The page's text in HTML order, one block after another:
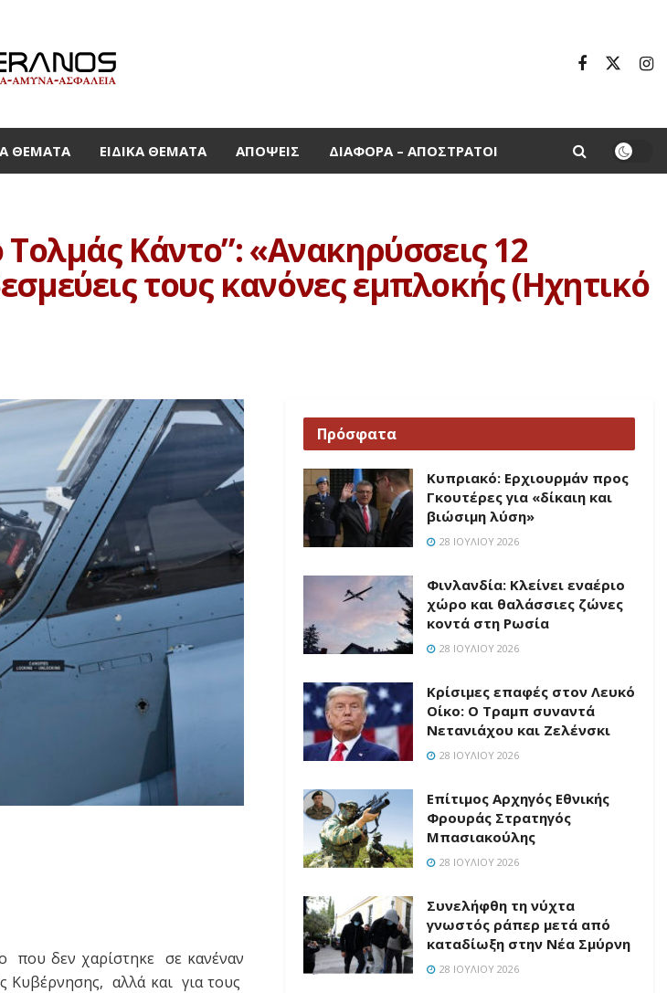
ΘΈΜΑΤΑ ΕΙΔΙΚΆ ΘΈΜΑΤΑ ΑΠΌΨΕΙΣ ΔΙΆΦΟΡΑ – ΑΠΌΣΤΡΑΤΟΙ
Kάντο”: «Ανακηρύσσεις 12
τους κανόνες εμπλοκής (Ηχητικό
που δεν χαρίστηκε σε κανέναν
Κυβέρνησης, αλλά και για τους
Πρόσφατα
Κυπριακό: Ερχιουρμάν προς
Γκουτέρες για «δίκαιη και
βιώσιμη λύση»
28 ΙΟΥΛΊΟΥ 2026
Φινλανδία: Κλείνει εναέριο
χώρο και θαλάσσιες ζώνες
κοντά στη Ρωσία
28 ΙΟΥΛΊΟΥ 2026
Κρίσιμες επαφές στον Λευκό
Οίκο: Ο Τραμπ συναντά
Νετανιάχου και Ζελένσκι
28 ΙΟΥΛΊΟΥ 2026
Επίτιμος Αρχηγός Εθνικής
Φρουράς Στρατηγός
Μπασιακούλης
28 ΙΟΥΛΊΟΥ 2026
Συνελήφθη τη νύχτα
γνωστός ράπερ μετά από
καταδίωξη στην Νέα Σμύρνη
28 ΙΟΥΛΊΟΥ 2026